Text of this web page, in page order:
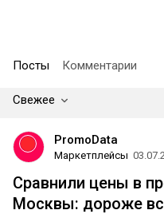
Посты Комментарии
Свежее
PromoData
Маркетплейсы
Сравнили цены в
Москвы: дороже